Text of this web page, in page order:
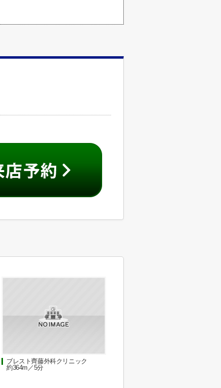
ブレスト齊藤外科クリニック
約364m／5分